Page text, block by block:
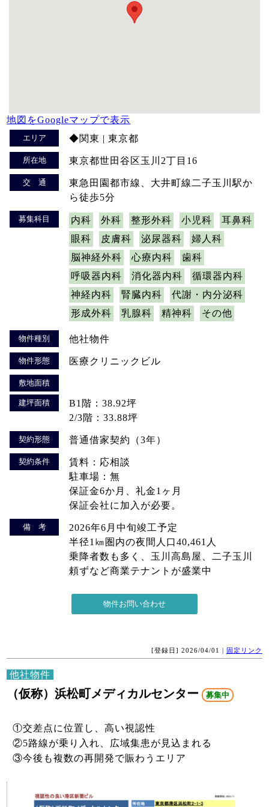
地図をGoogleマップで表示
エリア ◆関東 | 東京都
所在地 東京都世田谷区玉川2丁目16
交 通
東急田園都市線、大井町線二子玉川駅か
ら徒歩5分
募集科目 内科 外科 整形外科 小児科
耳鼻科
眼科
皮膚科 泌尿器科
婦人科
脳神経外科
心療内科
歯科
呼吸器内科
消化器内科
循環器内科
神経内科
腎臓内科
代謝・内分泌科
形成外科
乳腺科 精神科 その他
物件種別 他社物件
物件形態 医療クリニックビル
敷地面積
建坪面積
B1階：38.92坪
2/3階：33.88坪
契約形態 普通借家契約（3年）
契約条件
賃料：応相談
駐車場：無
保証金6か月、礼金1ヶ月
保証会社に加入が必要。
備 考
2026年6月中旬竣工予定
半径1㎞圏内の夜間人口40,461人
乗降者数も多く、玉川高島屋、二子玉川
頼ずなど商業テナントが盛業中
[登録日] 2026/04/01 | 固定リンク
他社物件
（仮称）浜松町メディカルセンター 募集中
①交差点に位置し、高い視認性
②5路線が乗り入れ、広域集患が見込まれる
③今後も複数の再開発で賑わうエリア